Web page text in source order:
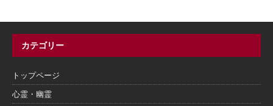
カテゴリー
トップページ
心霊・幽霊